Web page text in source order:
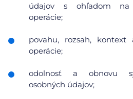
údajov s ohľadom na
operácie;
povahu, rozsah, kontext
operácie;
odolnosť a obnovu
osobných údajov;